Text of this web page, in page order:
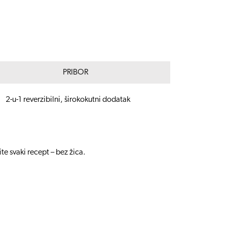
PRIBOR
2-u-1 reverzibilni, širokokutni dodatak
svaki recept – bez žica.